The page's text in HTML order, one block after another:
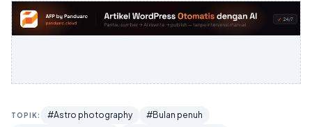
TOPIK: #Astro photography
#Bulan penuh